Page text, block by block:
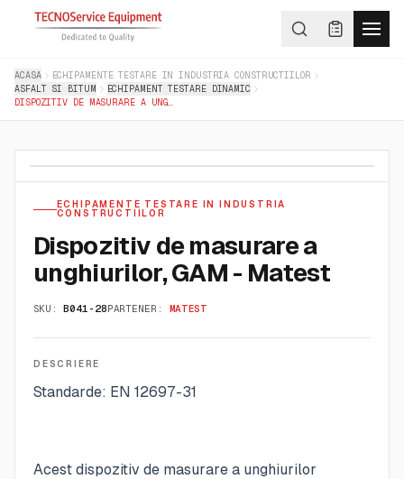
ACASA
ECHIPAMENTE TESTARE IN INDUSTRIA CONSTRUCTIILOR
ASFALT SI BITUM
ECHIPAMENT TESTARE DINAMIC
ECHIPAMENTE TESTARE IN INDUSTRIA
CONSTRUCTIILOR
Dispozitiv de masurare a
unghiurilor, GAM - Matest
SKU: B041-28PARTENER: MATEST
DESCRIERE
Standarde: EN 12697-31
Acest dispozitiv de masurare a unghiurilor